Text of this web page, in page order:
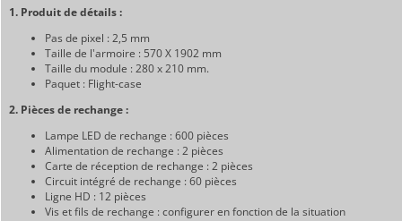
1. Produit de détails :
Pas de pixel : 2,5 mm
Taille de l'armoire : 570 X 1902 mm
Taille du module : 280 x 210 mm.
Paquet : Flight-case
2. Pièces de rechange :
Lampe LED de rechange : 600 pièces
Alimentation de rechange : 2 pièces
Carte de réception de rechange : 2 pièces
Circuit intégré de rechange : 60 pièces
Ligne HD : 12 pièces
Vis et fils de rechange : configurer en fonction de la situation